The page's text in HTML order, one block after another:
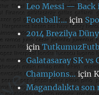
Leo Messi —
Football:… için
2014 Brezilya
için
Galatasaray SK vs
Champions…için
Magandalıkta son